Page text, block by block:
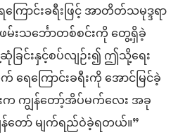
ာင်းခရီးဖြင့် အာတိတ်သမုဒ္ဒရာ
းသင်္ဘောတစ်စင်းကို တွေ့ရှိခဲ့
င်းနှင့်စပ်လျဉ်း၍ ဤသို့ရေး
ေကြောင်းခရီးကို အောင်မြင်ခဲ့
ကျွန်တော့်အိပ်မက်လေး အခု
တော် မျက်ရည်ဝဲခဲ့ရတယ်။”